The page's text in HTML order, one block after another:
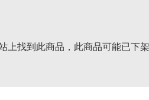
上找到此商品，此商品可能已下